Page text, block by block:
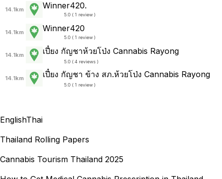
14.1km Winner420.
5.0 ( 1 review )
14.1km Winner420
5.0 ( 1 review )
14.1km เปี๋ยง กัญชาห้วยโป่ง Cannabis Rayong
5.0 ( 4 reviews )
14.1km เปี๋ยง กัญชา ข้าง สภ.ห้วยโป่ง Cannabis Rayong
5.0 ( 1 review )
EnglishThai
Thailand Rolling Papers
Cannabis Tourism Thailand 2025